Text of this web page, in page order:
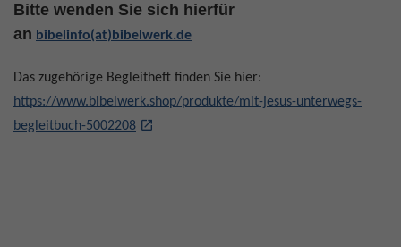
Bitte wenden Sie sich hierfür
an bibelinfo(at)bibelwerk.de
Das zugehörige Begleitheft finden Sie hier:
https://www.bibelwerk.shop/produkte/mit-jesus-unterwegs-
begleitbuch-5002208